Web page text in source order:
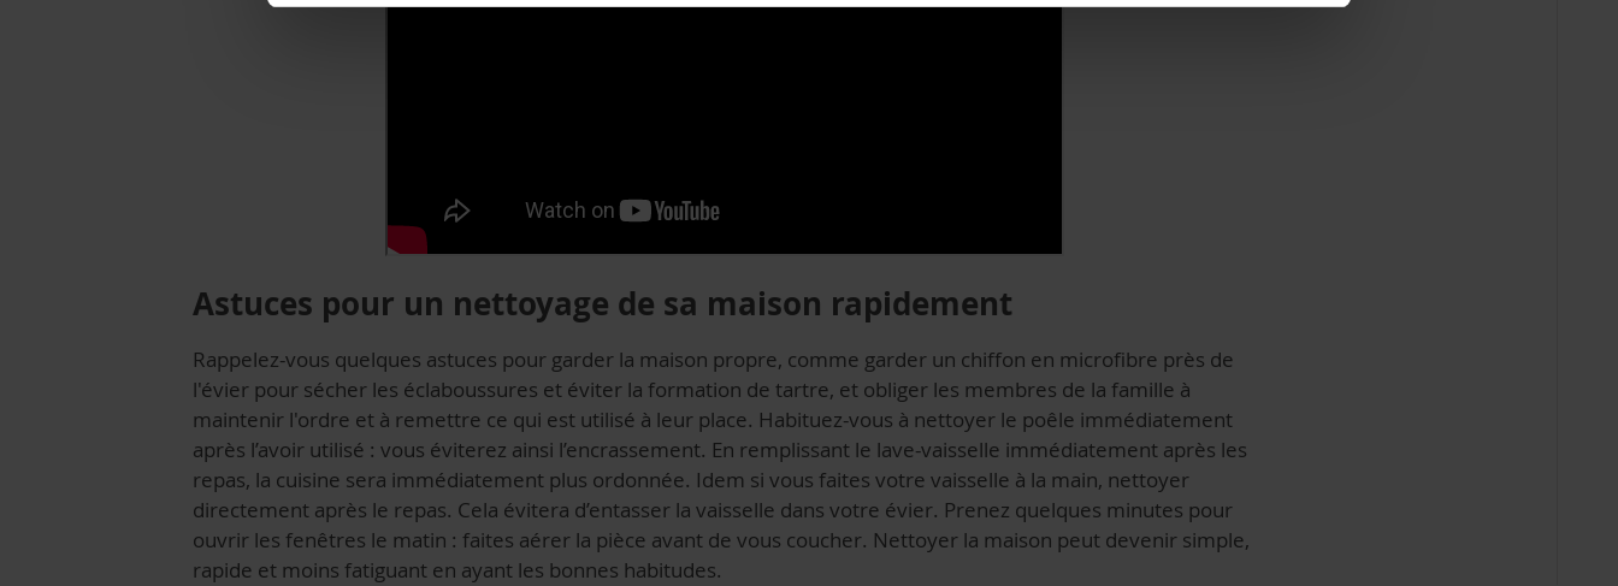
Astuces pour un nettoyage de sa maison rapidement
Rappelez-vous quelques astuces pour garder la maison propre, comme garder un chiffon en microfibre près de
l'évier pour sécher les éclaboussures et éviter la formation de tartre, et obliger les membres de la famille à
maintenir l'ordre et à remettre ce qui est utilisé à leur place. Habituez-vous à nettoyer le poêle immédiatement
après l’avoir utilisé : vous éviterez ainsi l’encrassement. En remplissant le lave-vaisselle immédiatement après les
repas, la cuisine sera immédiatement plus ordonnée. Idem si vous faites votre vaisselle à la main, nettoyer
directement après le repas. Cela évitera d’entasser la vaisselle dans votre évier. Prenez quelques minutes pour
ouvrir les fenêtres le matin : faites aérer la pièce avant de vous coucher. Nettoyer la maison peut devenir simple,
rapide et moins fatiguant en ayant les bonnes habitudes.